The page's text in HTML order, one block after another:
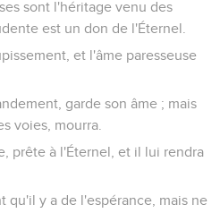
sont l'héritage venu des
est un don de l'Éternel.
et l'âme paresseuse
garde son âme ; mais
voies, mourra.
prête à l'Éternel, et il lui rendra
qu'il y a de l'espérance, mais ne